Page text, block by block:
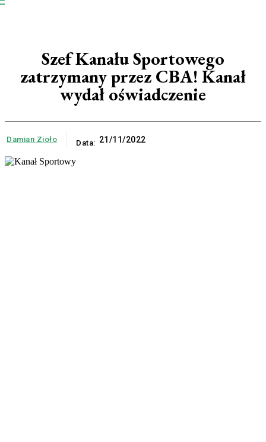
Szef Kanału Sportowego
zatrzymany przez CBA! Kanał
wydał oświadczenie
Damian Zioło Data: 21/11/2022